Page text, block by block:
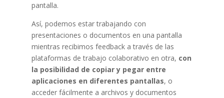
pantalla.
Así, podemos estar trabajando con
presentaciones o documentos en una pantalla
mientras recibimos feedback a través de las
plataformas de trabajo colaborativo en otra, con
la posibilidad de copiar y pegar entre
aplicaciones en diferentes pantallas, o
acceder fácilmente a archivos y documentos